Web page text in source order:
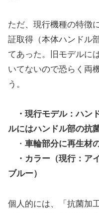
ただ、現行機種の特徴
証取得（本体ハンドル
てあった。旧モデルに
いてないので恐らく両
う。
・現行モデル：ハン
ルにはハンドル部の抗
・ 車輪部分に再生材
・カラー（現行：ア
ブルー）
個人的には、「抗菌加